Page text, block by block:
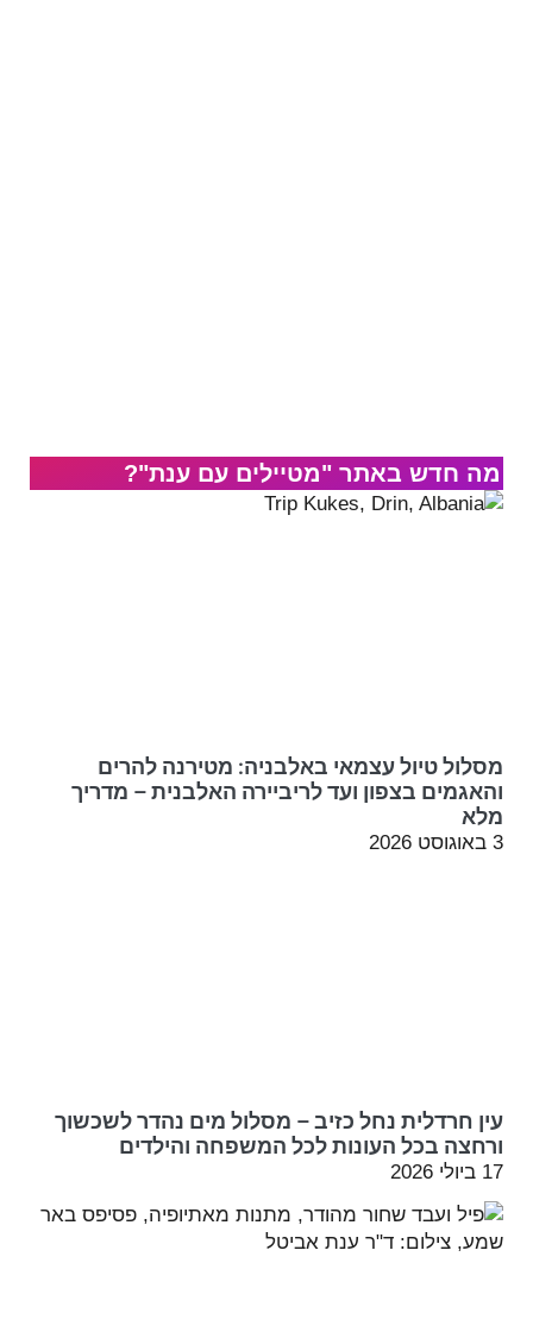
מה חדש באתר "מטיילים עם ענת"?
מסלול טיול עצמאי באלבניה: מטירנה להרים
והאגמים בצפון ועד לריביירה האלבנית – מדריך
מלא
3 באוגוסט 2026
עין חרדלית נחל כזיב – מסלול מים נהדר לשכשוך
ורחצה בכל העונות לכל המשפחה והילדים
17 ביולי 2026